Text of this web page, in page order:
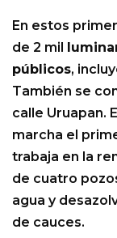
En estos
de 2 mil
públicos,
También se
calle Uruapan.
marcha el
trabaja en la
de cuatro
agua y
de cauces.